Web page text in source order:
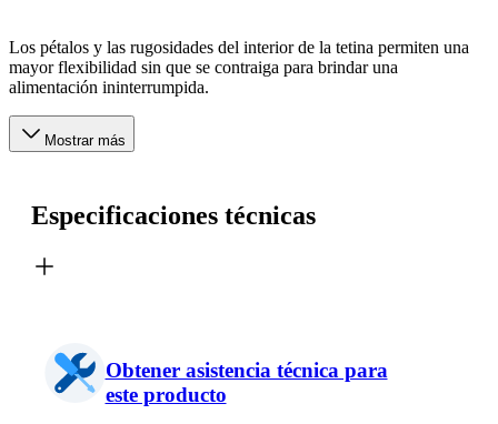
Los pétalos y las rugosidades del interior de la tetina permiten una
mayor flexibilidad sin que se contraiga para brindar una
alimentación ininterrumpida.
Mostrar más
Especificaciones técnicas
Obtener asistencia técnica para
este producto